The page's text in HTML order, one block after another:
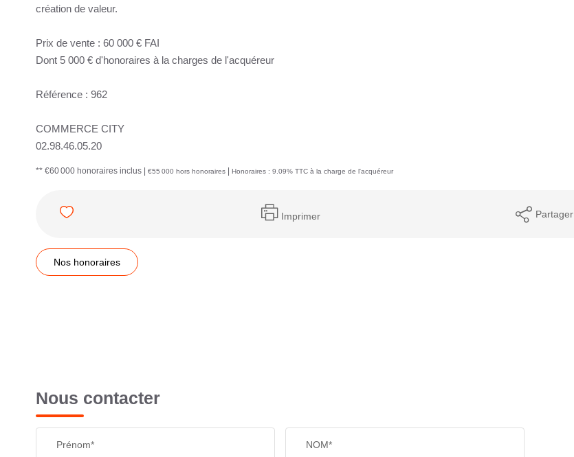
création de valeur.
Prix de vente : 60 000 € FAI
Dont 5 000 € d'honoraires à la charges de l'acquéreur
Référence : 962
COMMERCE CITY
02.98.46.05.20
** €60 000 honoraires inclus €55 000 hors honoraires Honoraires : 9.09% TTC à la charge de l'acquéreur
Imprimer Partager
Nos honoraires
Nous contacter
Prénom* NOM*